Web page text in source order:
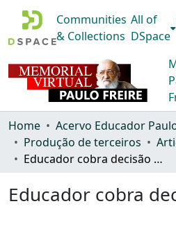
Communities
& Collections
All of
DSpace
Home
Produção de terceiros
Educador cobra decisão política
Educador cobra